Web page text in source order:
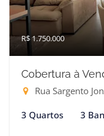
R$ 1.750.000
Cobertura à
Rua Sargento
3 Quartos 3